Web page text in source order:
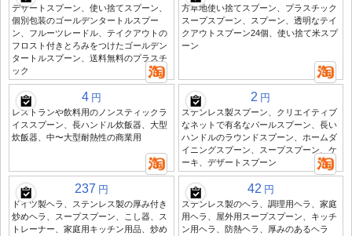
デザートスプーン、使い捨てスプーン、
個別包装のゴールデンタートルスプー
ン、フルーツレードル、テイクアウトの
フロスト付きとろみをつけたゴールデン
タートルスプーン、送料無料のプラスチ
ック
方草地使い捨てスプーン、プラスチック
スープスプーン、スプーン、透明なテイ
クアウトスプーン24個、使い捨て米スプ
ーン
4 円
レストランや飲料用のノンスティックラ
イススプーン、長ハンドル炊飯器、大型
炊飯器、中〜大型耐熱性の商業用
2 円
ステンレス製スプーン、クリエイティブ
なネットで有名なパールスプーン、長い
ハンドルのラウンドスプーン、ホームダ
イニングスプーン、スープスプーン、ケ
ーキ、デザートスプーン
237 円
ドイツ製ヘラ、ステンレス製の厚み付き
炒めヘラ、スープスプーン、こし器、ス
トレーナー、家庭用キッチン用品、炒め
42 円
ステンレス製のヘラ、調理用ヘラ、家庭
用ヘラ、屋外用スープスプーン、キッチ
ン用ヘラ、防熱ヘラ、厚みのあるヘラ